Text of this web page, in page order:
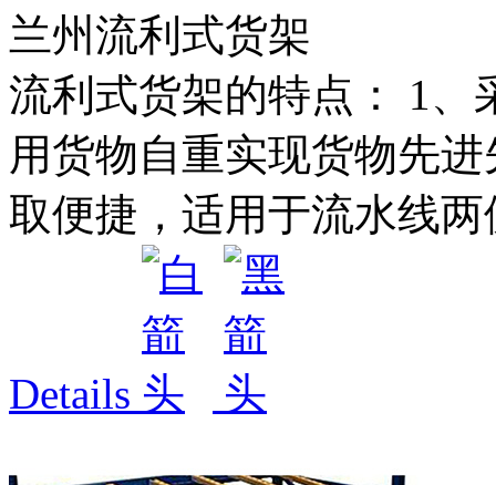
兰州流利式货架
流利式货架的特点： 1、
用货物自重实现货物先
取便捷，适用于流水线
Details